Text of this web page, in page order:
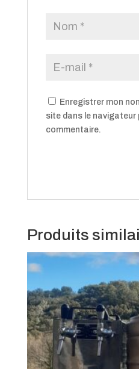
Enregistrer mon
site dans le navigateur
commentaire.
Produits